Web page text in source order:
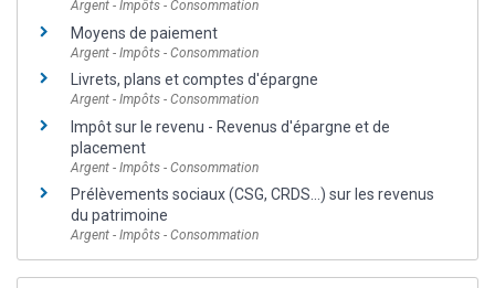
Argent - Impôts - Consommation
Moyens de paiement
Argent - Impôts - Consommation
Livrets, plans et comptes d'épargne
Argent - Impôts - Consommation
Impôt sur le revenu - Revenus d'épargne et de
placement
Argent - Impôts - Consommation
Prélèvements sociaux (CSG, CRDS...) sur les revenus
du patrimoine
Argent - Impôts - Consommation